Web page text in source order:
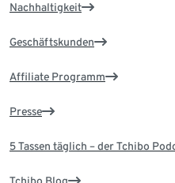
Nachhaltigkeit
Geschäftskunden
Affiliate Programm
Presse
5 Tassen täglich – der Tchibo